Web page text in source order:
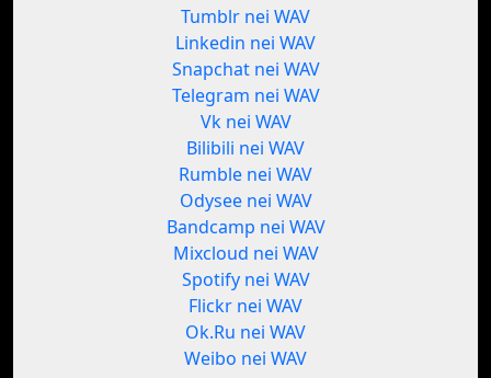
Tumblr nei WAV
Linkedin nei WAV
Snapchat nei WAV
Telegram nei WAV
Vk nei WAV
Bilibili nei WAV
Rumble nei WAV
Odysee nei WAV
Bandcamp nei WAV
Mixcloud nei WAV
Spotify nei WAV
Flickr nei WAV
Ok.Ru nei WAV
Weibo nei WAV